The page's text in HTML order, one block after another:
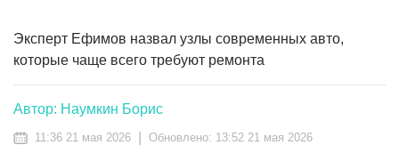
Эксперт Ефимов назвал узлы современных авто,
которые чаще всего требуют ремонта
Автор: Наумкин Борис
11:36 21 мая 2026 Обновлено: 13:52 21 мая 2026